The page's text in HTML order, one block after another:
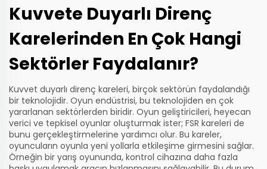
Kuvvete Duyarlı Direnç
Karelerinden En Çok Hangi
Sektörler Faydalanır?
Kuvvet duyarlı direnç kareleri, birçok sektörün faydalandığı
bir teknolojidir. Oyun endüstrisi, bu teknolojiden en çok
yararlanan sektörlerden biridir. Oyun geliştiricileri, heyecan
verici ve tepkisel oyunlar oluşturmak ister; FSR kareleri de
bunu gerçekleştirmelerine yardımcı olur. Bu kareler,
oyuncuların oyunla yeni yollarla etkileşime girmesini sağlar.
Örneğin bir yarış oyununda, kontrol cihazına daha fazla